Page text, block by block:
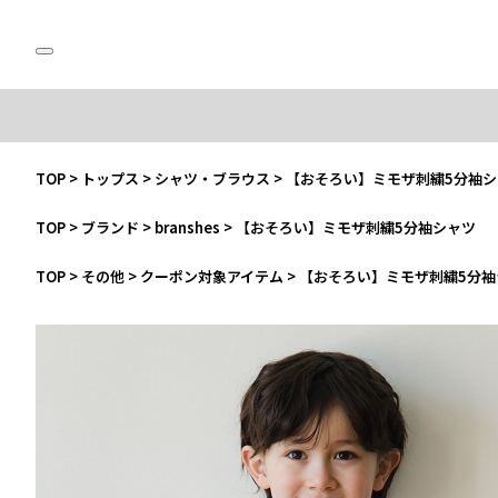
TOP > トップス > シャツ・ブラウス > 【おそろい】ミモザ刺繍5分袖
TOP > ブランド > branshes > 【おそろい】ミモザ刺繍5分袖シャツ
TOP > その他 > クーポン対象アイテム > 【おそろい】ミモザ刺繍5分